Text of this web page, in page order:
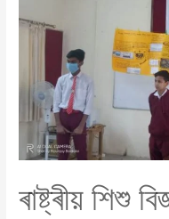
ৰাষ্ট্ৰীয় শিশু
শিশু